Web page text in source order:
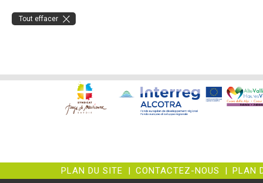
Tout effacer
PLAN DU SITE CONTACTEZ-NOUS PLAN